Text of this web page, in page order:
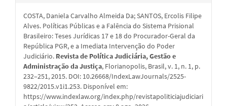
artigo
COSTA, Daniela Carvalho Almeida Da; SANTOS, Ercolis Filipe
Alves. Políticas Públicas e a Falência do Sistema Prisional
Brasileiro: Teses Jurídicas 17 e 18 do Procurador-Geral da
República PGR, e a Imediata Intervenção do Poder
Judiciário. Revista de Política Judiciária, Gestão e
Administração da Justiça, Florianopolis, Brasil, v. 1, n. 1, p.
232–251, 2015. DOI: 10.26668/IndexLawJournals/2525-
9822/2015.v1i1.253. Disponível em:
https://www.indexlaw.org/index.php/revistapoliticiajudiciari